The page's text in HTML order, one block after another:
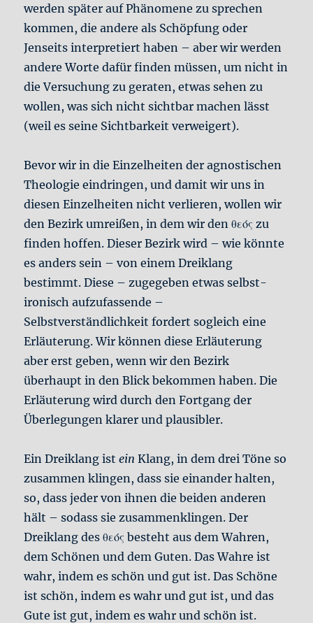
werden später auf Phänomene zu sprechen
kommen, die andere als Schöpfung oder
Jenseits interpretiert haben – aber wir werden
andere Worte dafür finden müssen, um nicht in
die Versuchung zu geraten, etwas sehen zu
wollen, was sich nicht sichtbar machen lässt
(weil es seine Sichtbarkeit verweigert).
Bevor wir in die Einzelheiten der agnostischen
Theologie eindringen, und damit wir uns in
diesen Einzelheiten nicht verlieren, wollen wir
den Bezirk umreißen, in dem wir den θεός zu
finden hoffen. Dieser Bezirk wird – wie könnte
es anders sein – von einem Dreiklang
bestimmt. Diese – zugegeben etwas selbst-
ironisch aufzufassende –
Selbstverständlichkeit fordert sogleich eine
Erläuterung. Wir können diese Erläuterung
aber erst geben, wenn wir den Bezirk
überhaupt in den Blick bekommen haben. Die
Erläuterung wird durch den Fortgang der
Überlegungen klarer und plausibler.
Ein Dreiklang istein Klang, in dem drei Töne so
zusammen klingen, dass sie einander halten,
so, dass jeder von ihnen die beiden anderen
hält – sodass sie zusammenklingen. Der
Dreiklang des θεός besteht aus dem Wahren,
dem Schönen und dem Guten. Das Wahre ist
wahr, indem es schön und gut ist. Das Schöne
ist schön, indem es wahr und gut ist, und das
Gute ist gut, indem es wahr und schön ist.